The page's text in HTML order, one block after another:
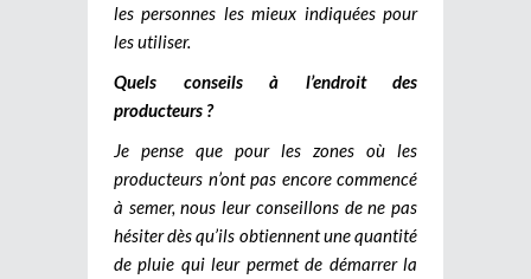
les personnes les mieux indiquées pour
les utiliser.
Quels conseils à l’endroit des
producteurs ?
Je pense que pour les zones où les
producteurs n’ont pas encore commencé
à semer, nous leur conseillons de ne pas
hésiter dès qu’ils obtiennent une quantité
de pluie qui leur permet de démarrer la